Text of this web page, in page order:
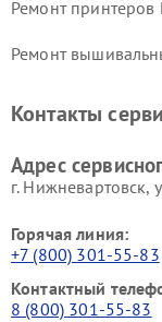
Ремонт принтеров
Ремонт
Контакты
Адрес
г. Нижневартовск,
Горячая линия:
+7 (800) 301-55-83
Контактный
8 (800) 301-55-83